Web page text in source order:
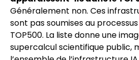
Généralement non. Ces
sont pas soumises au
TOP500. La liste donne une
supercalcul scientifique public,